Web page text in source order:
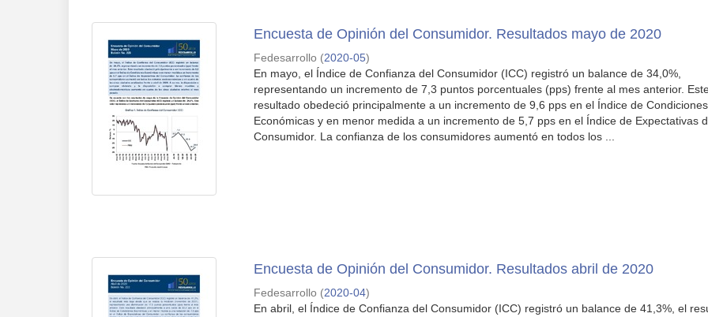
Encuesta de Opinión del Consumidor. Resultados mayo de 2020
Fedesarrollo (2020-05)
En mayo, el Índice de Confianza del Consumidor (ICC) registró un balance de 34,0%,
representando un incremento de 7,3 puntos porcentuales (pps) frente al mes anterior.
resultado obedeció principalmente a un incremento de 9,6 pps en el Índice de Condiciones
Económicas y en menor medida a un incremento de 5,7 pps en el Índice de Expectativas
Consumidor. La confianza de los consumidores aumentó en todos los ...
Encuesta de Opinión del Consumidor. Resultados abril de 2020
Fedesarrollo (2020-04)
En abril, el Índice de Confianza del Consumidor (ICC) registró un balance de 41,3%, el